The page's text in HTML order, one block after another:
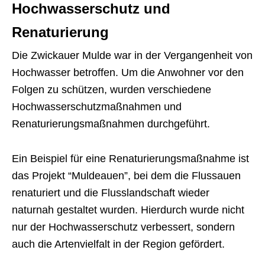
Hochwasserschutz und
Renaturierung
Die Zwickauer Mulde war in der Vergangenheit von
Hochwasser betroffen. Um die Anwohner vor den
Folgen zu schützen, wurden verschiedene
Hochwasserschutzmaßnahmen und
Renaturierungsmaßnahmen durchgeführt.
Ein Beispiel für eine Renaturierungsmaßnahme ist
das Projekt “Muldeauen”, bei dem die Flussauen
renaturiert und die Flusslandschaft wieder
naturnah gestaltet wurden. Hierdurch wurde nicht
nur der Hochwasserschutz verbessert, sondern
auch die Artenvielfalt in der Region gefördert.